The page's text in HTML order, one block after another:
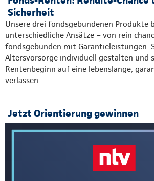
Sicherheit
Unsere drei fondsgebundenen Produkte
unterschiedliche Ansätze – von rein
fondsgebunden mit Garantieleistungen.
Altersvorsorge individuell gestalten und
Rentenbeginn auf eine lebenslange,
verlassen.
Jetzt Orientierung gewinnen